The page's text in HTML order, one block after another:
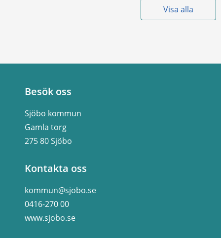
Visa alla
Besök oss
Sjöbo kommun
Gamla torg
275 80 Sjöbo
Kontakta oss
kommun@sjobo.se
0416-270 00
www.sjobo.se